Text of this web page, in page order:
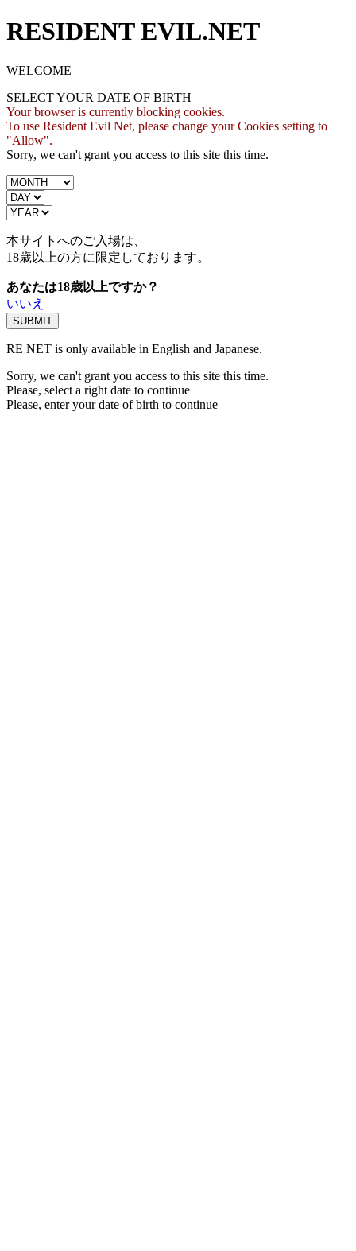
RESIDENT EVIL.NET
WELCOME
SELECT YOUR DATE OF BIRTH
Your browser is currently blocking cookies.
To use Resident Evil Net, please change your Cookies setting to
"Allow".
Sorry, we can't grant you access to this site this time.
本サイトへのご入場は、
18歳以上の方に限定しております。
あなたは18歳以上ですか？
いいえ
RE NET is only available in English and Japanese.
Sorry, we can't grant you access to this site this time.
Please, select a right date to continue
Please, enter your date of birth to continue